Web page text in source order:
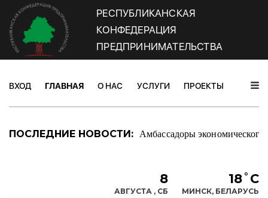
РЕСПУБЛИКАНСКАЯ
КОНФЕДЕРАЦИЯ
ПРЕДПРИНИМАТЕЛЬСТВА
ВХОД ГЛАВНАЯ О НАС УСЛУГИ ПРОЕКТЫ
ПОСЛЕДНИЕ НОВОСТИ: Амбассадоры экономического
8
АВГУСТА , СБ
18˚C
МИНСК, БЕЛАРУСЬ